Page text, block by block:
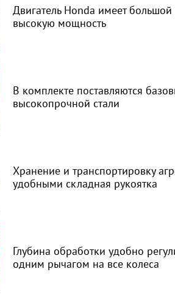
Двигатель Honda имеет большой
высокую мощность
В комплекте поставляются
высокопрочной стали
Хранение и транспортировку
удобными складная рукоятка
Глубина обработки удобно
одним рычагом на все колеса